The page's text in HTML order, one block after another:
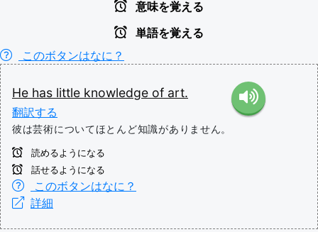
意味を覚える
単語を覚える
このボタンはなに？
He has little knowledge of art.
翻訳する
彼は芸術についてほとんど知識がありません。
読めるようになる
話せるようになる
このボタンはなに？
詳細